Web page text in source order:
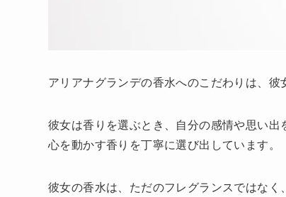
アリアナグランデの香水へのこだわりは、彼
彼女は香りを選ぶとき、自分の感情や思い出
心を動かす香りを丁寧に選び出しています。
彼女の香水は、ただのフレグランスではなく